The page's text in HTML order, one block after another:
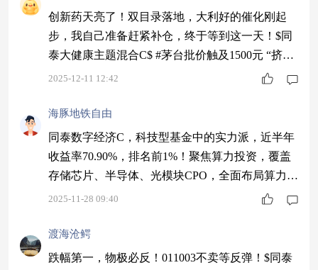
创新药天亮了！双目录落地，大利好的催化刚起
步，我自己准备赶紧补仓，终于等到这一天！$同
泰大健康主题混合C$ #茅台批价触及1500元 “挤泡
沫”何时结束？#
2025-12-11 12:42
海豚地铁自由
同泰数字经济C，科技型基金中的实力派，近半年
收益率70.90%，排名前1%！聚焦算力投资，覆盖
存储芯片、半导体、光模块CPO，全面布局算力产
业链，基金经理中科大毕业，有深厚半导体产业链
经济股票C$ #六部门印发促消费新方案！你看好哪
个方向？#
2025-11-28 09:40
渡海沧鳄
跌幅第一，物极必反！011003不卖等反弹！$同泰